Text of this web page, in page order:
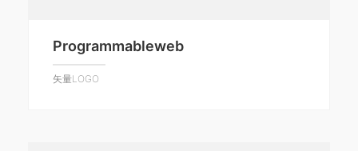
Programmableweb
矢量LOGO